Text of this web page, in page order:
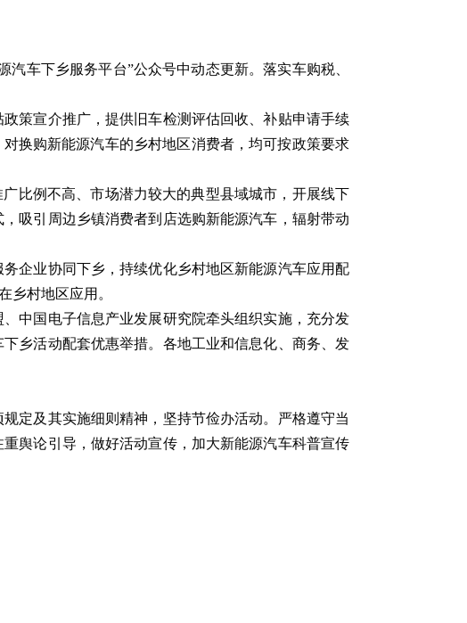
车下乡服务平台”公众号中动态更新。落实车购税、
策宣介推广，提供旧车检测评估回收、补贴申请手续
换购新能源汽车的乡村地区消费者，均可按政策要求
比例不高、市场潜力较大的典型县域城市，开展线下
吸引周边乡镇消费者到店选购新能源汽车，辐射带动
企业协同下乡，持续优化乡村地区新能源汽车应用配
乡村地区应用。
中国电子信息产业发展研究院牵头组织实施，充分发
乡活动配套优惠举措。各地工业和信息化、商务、发
定及其实施细则精神，坚持节俭办活动。严格遵守当
舆论引导，做好活动宣传，加大新能源汽车科普宣传